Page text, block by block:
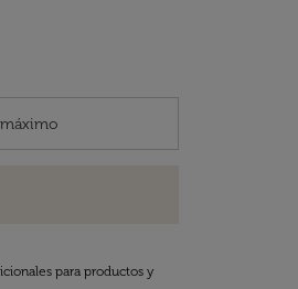
para productos y